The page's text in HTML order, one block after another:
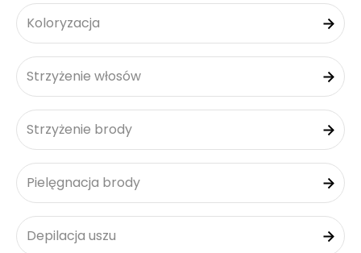
Koloryzacja
Strzyżenie włosów
Strzyżenie brody
Pielęgnacja brody
Depilacja uszu